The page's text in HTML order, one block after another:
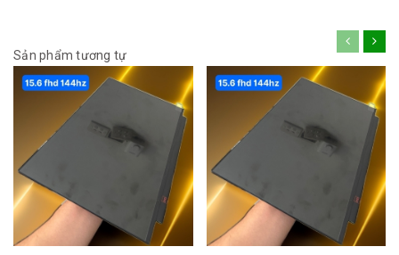
Sản phẩm tương tự